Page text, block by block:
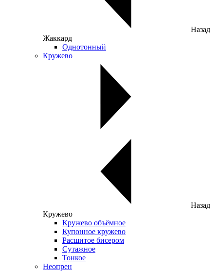
Назад
Жаккард
Однотонный
Кружево
Назад
Кружево
Кружево объёмное
Купонное кружево
Расшитое бисером
Сутажное
Тонкое
Неопрен